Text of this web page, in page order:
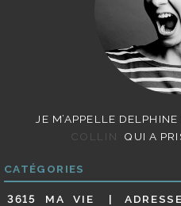
JE M’APPELLE DELPHINE
COLLIN
QUI A
CATÉGORIES
3615 MA VIE